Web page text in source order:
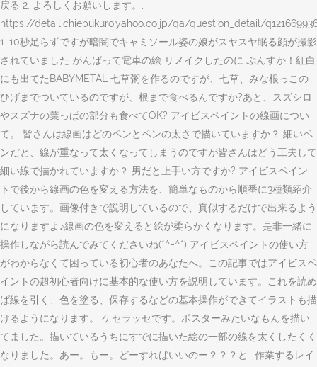
戻る 2. よろしくお願いします。,
https://detail.chiebukuro.yahoo.co.jp/qa/question_detail/
1. 10秒足らずですが暗闇でキャミソール姿の娘がスヤスヤ眠る顔が撮影
されていました がんばって電車の絵 リメイクしたのに ぷんすか！紅白
にも出てたBABYMETAL 七草粥を作るのですが、七草、みな根っこの
ひげまでついているのですが、根まで食べるんですか?あと、スズシロ
やスズナの葉っぱの部分も食べてOK? アイビスペイントの線画につい
て。 皆さんは線画はどのペンとペンの太さで描いていますか？ 細いペ
ンだと、線が重なって太くなってしまうのですが皆さんはどう工夫して
細い線で描かれていますか？ 男だと上手い方ですか? アイビスペイン
トで後から線画の色を変える方法を、簡単なものから順番に3種類紹介
しています。画像付きで説明しているので、真似するだけで出来るよう
になりますよ♪線画の色を変えると絵が柔らかくなります。是非一緒に
操作しながら読んでみてくださいね(*^-^*) アイビスペイントの使い方
がわからなくて困っている初心者のあなたへ。この記事ではアイビスペ
イントの超初心者向けに基本的な使い方を説明しています。これを読め
ば線を引く、色を塗る、保存するなどの基本操作ができてイラストも描
けるようになります。 ケセラッセです。ポスターみたいなもんを描い
てました。描いているうちにすでに描いた絵の一部の線を太くしたくく
なりました。あー。もー。どーすればいいのー？？？と… 作業するレイ